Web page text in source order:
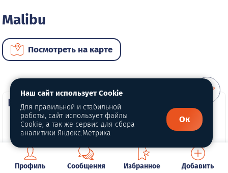
Malibu
Посмотреть на карте
ВИП автомобили
Профиль Сообщения Избранное Добавить
Наш сайт использует Cookie
Для правильной и стабильной
работы, сайт использует файлы
Cookie, а так же сервис для сбора
аналитики Яндекс.Метрика
Ок